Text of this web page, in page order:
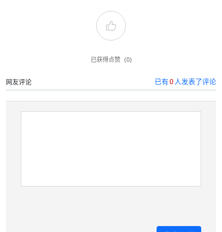
已获得点赞 (0)
网友评论 已有0人发表了评论